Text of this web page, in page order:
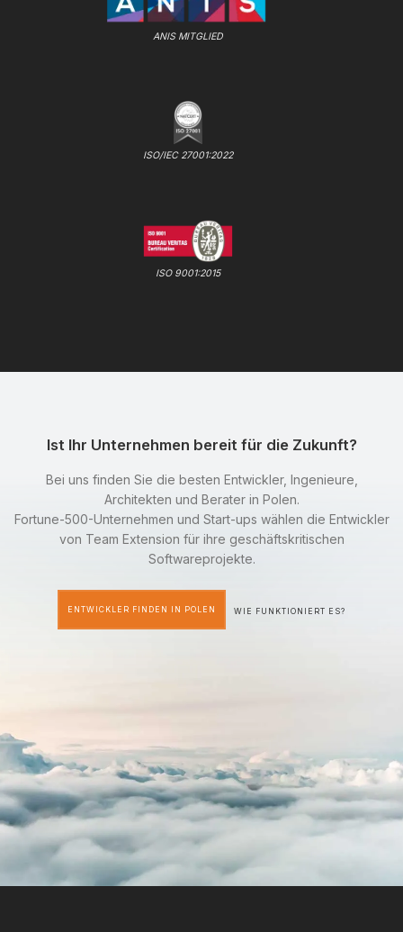
ANIS MITGLIED
ISO/IEC 27001:2022
ISO 9001:2015
Ist Ihr Unternehmen bereit für die Zukunft?
Bei uns finden Sie die besten Entwickler, Ingenieure,
Architekten und Berater in Polen.
Fortune-500-Unternehmen und Start-ups wählen die Entwickler
von Team Extension für ihre geschäftskritischen
Softwareprojekte.
ENTWICKLER FINDEN IN POLEN WIE FUNKTIONIERT ES?